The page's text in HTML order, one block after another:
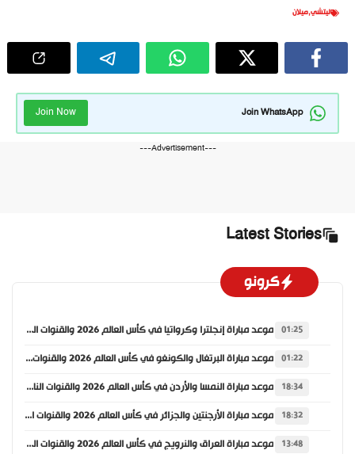
ليتشي,ميلان
Join WhatsApp
Join Now
---Advertisement---
Latest Stories
كرونو
01:25 موعد مباراة إنجلترا وكرواتيا في كأس العالم 2026 والقنوات الناقلة
01:22 موعد مباراة البرتغال والكونغو في كأس العالم 2026 والقنوات الناقلة
18:34 موعد مباراة النمسا والأردن في كأس العالم 2026 والقنوات الناقلة
18:32 موعد مباراة الأرجنتين والجزائر في كأس العالم 2026 والقنوات الناقلة
13:48 موعد مباراة العراق والنرويج في كأس العالم 2026 والقنوات الناقلة